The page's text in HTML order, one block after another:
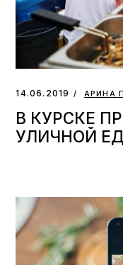
14.06.2019 АРИНА
В КУРСКЕ
УЛИЧНОЙ